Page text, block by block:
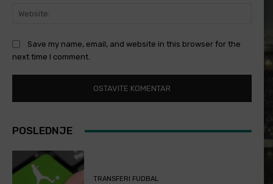
Save my name, email, and website in this browser for the
next time I comment.
POSLEDNJE
TRANSFERI FUDBAL